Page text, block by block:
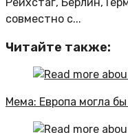
совместно с...
Читайте также:
Мема: Европа могла